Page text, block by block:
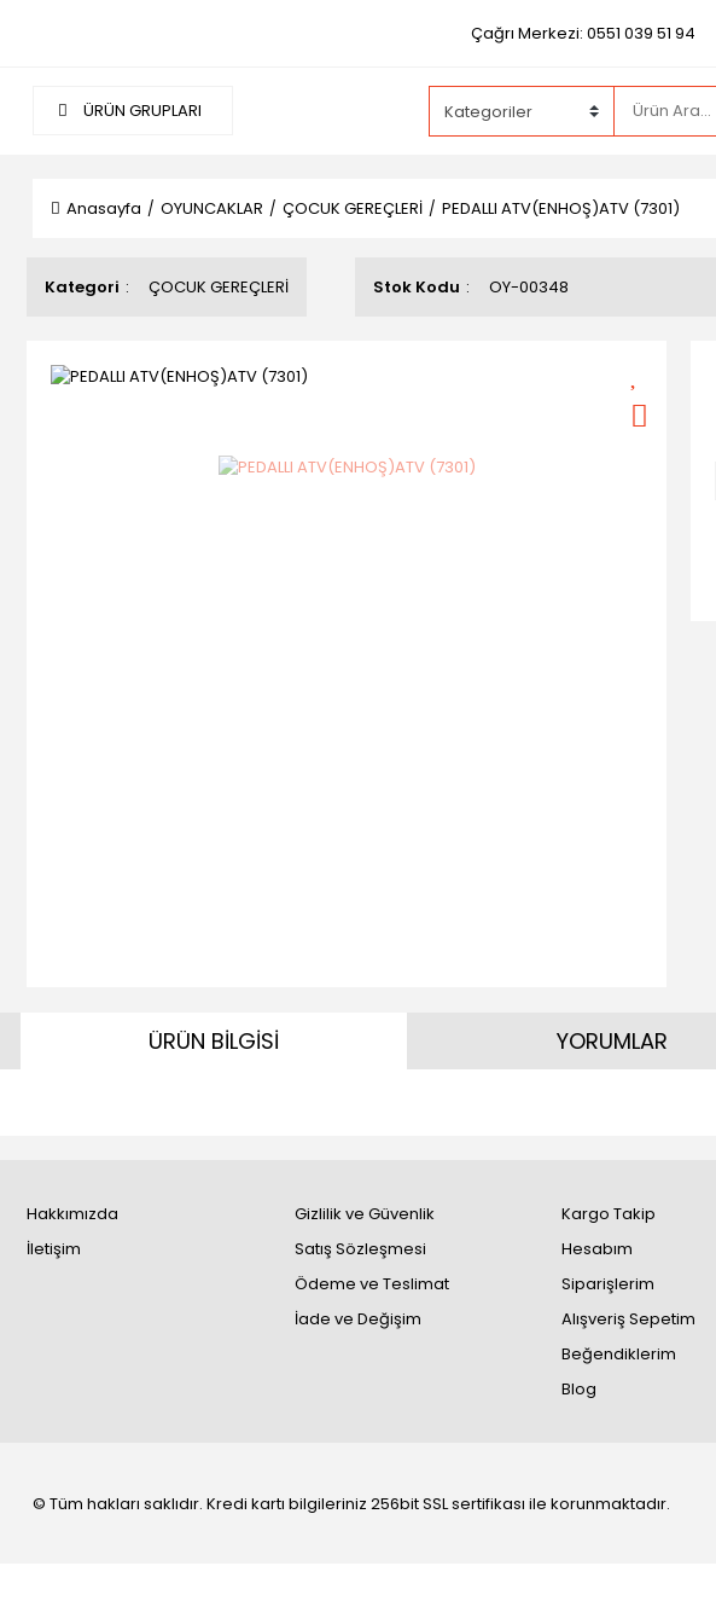
Çağrı Merkezi: 0551 039 51 94
ÜRÜN GRUPLARI
Anasayfa OYUNCAKLAR ÇOCUK GEREÇLERİ PEDALLI ATV(ENHOŞ)ATV (7301)
Kategori ÇOCUK GEREÇLERİ Stok Kodu OY-00348
ÜRÜN BİLGİSİ YORUMLAR
Hakkımızda
İletişim
Gizlilik ve Güvenlik
Satış Sözleşmesi
Ödeme ve Teslimat
İade ve Değişim
Kargo Takip
Hesabım
Siparişlerim
Alışveriş Sepetim
Beğendiklerim
Blog
© Tüm hakları saklıdır. Kredi kartı bilgileriniz 256bit SSL sertifikası ile korunmaktadır.